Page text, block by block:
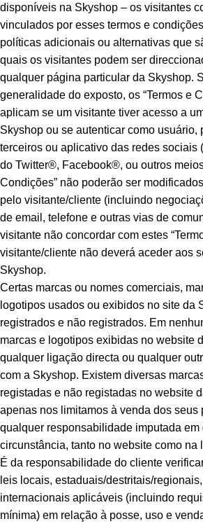
disponíveis na Skyshop – os visitantes
vinculados por esses termos e
políticas adicionais ou alternativas que
quais os visitantes podem ser
qualquer página particular da Skyshop.
generalidade do exposto, os “Termos e
aplicam se um visitante tiver acesso a
Skyshop ou se autenticar como usuário,
terceiros ou aplicativo das redes sociais
do Twitter®, Facebook®, ou outros
Condições” não poderão ser
pelo visitante/cliente (incluindo
de email, telefone e outras vias de
visitante não concordar com estes
visitante/cliente não deverá aceder aos
Skyshop.
Certas marcas ou nomes comerciais,
logotipos usados ou exibidos no site da
registrados e não registrados. Em
marcas e logotipos exibidas no website
qualquer ligação directa ou qualquer
com a Skyshop. Existem diversas
registadas e não registadas no website
apenas nos limitamos à venda dos seus
qualquer responsabilidade imputada em
circunstância, tanto no website como na
É da responsabilidade do cliente
leis locais, estaduais/destritais/
internacionais aplicáveis (incluindo
mínima) em relação à posse, uso e